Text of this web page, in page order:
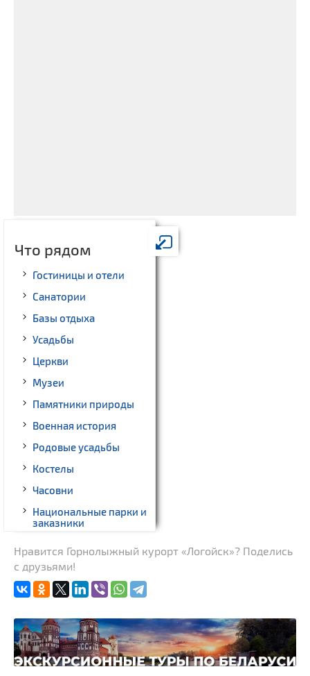
Что рядом
Гостиницы и отели
Санатории
Базы отдыха
Усадьбы
Церкви
Музеи
Памятники природы
Военная история
Родовые усадьбы
Костелы
Часовни
Национальные парки и
заказники
сооружения
Нравится Горнолыжный курорт «Логойск»? Поделись
с друзьями!